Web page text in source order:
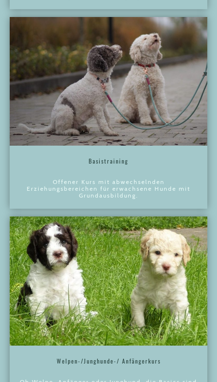
Basistraining
Offener Kurs mit abwechselnden
Erziehungsbereichen für erwachsene Hunde mit
Grundausbildung.
Welpen-/Junghunde-/ Anfängerkurs